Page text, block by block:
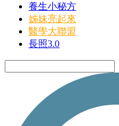
養生小秘方
姊妹亮起來
醫學大聯盟
長照3.0